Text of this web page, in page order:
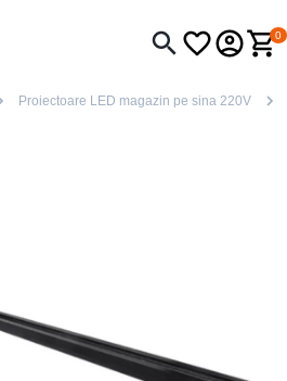
0
Proiectoare LED magazin pe sina 220V